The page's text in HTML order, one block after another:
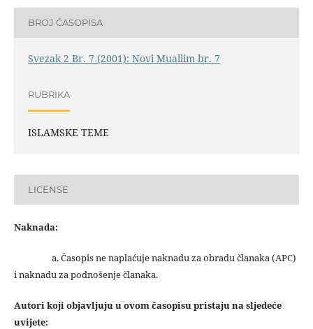
BROJ ČASOPISA
Svezak 2 Br. 7 (2001): Novi Muallim br. 7
RUBRIKA
ISLAMSKE TEME
LICENSE
Naknada:
a. Časopis ne naplaćuje naknadu za obradu članaka (APC)
i naknadu za podnošenje članaka.
Autori koji objavljuju u ovom časopisu pristaju na sljedeće
uvijete: